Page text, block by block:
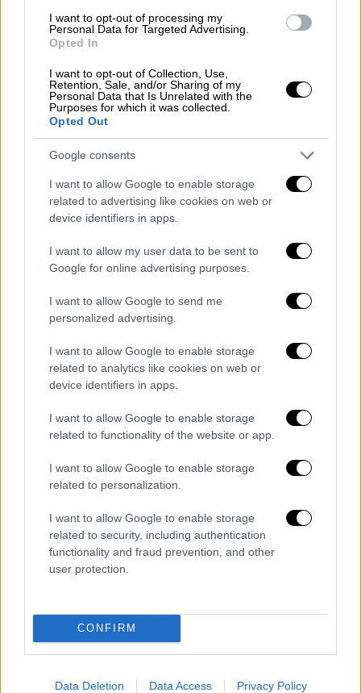
I want to opt-out of processing my
Personal Data for Targeted Advertising.
Opted In
I want to opt-out of Collection, Use,
Retention, Sale, and/or Sharing of my
Personal Data that Is Unrelated with the
Purposes for which it was collected.
Opted Out
Google consents
I want to allow Google to enable storage
related to advertising like cookies on web or
device identifiers in apps.
I want to allow my user data to be sent to
Google for online advertising purposes.
I want to allow Google to send me
personalized advertising.
I want to allow Google to enable storage
related to analytics like cookies on web or
device identifiers in apps.
I want to allow Google to enable storage
related to functionality of the website or app.
I want to allow Google to enable storage
related to personalization.
I want to allow Google to enable storage
related to security, including authentication
functionality and fraud prevention, and other
user protection.
CONFIRM
Data Deletion Data Access Privacy Policy
ο παράδεισός της θα δοκιμαστεί πολύ
σκληρά.
Το πένθος για τον φόνο και η αγωνία
για την εύρεση του δολοφόνου
Το ημερολόγιο γράφει… 1969
γιατρός με καταγωγή από τα Μάταλα της
Κρήτης, Υπατία Αρχοντάκη, επιστρέφει μετά
από καιρό στον τόπο της παιδικής της
ηλικίας για να ανακοινώσει στην οικογένειά
γάμου της με τον εκλεκτό της καρδιάς της
Γιώργο.
Τα νέα αυτά γεμίζουν χαρά την οικογένεια
τη Ρηνιώ. Το ίδιο βράδυ, στην παραλία, στον
παράδεισο της παιδικής της ηλικίας, κάτω
από ένα γεμάτο φεγγάρι, η Υπατία γνωρίζει
την περίεργη, αλλά και τόσο ζεστή και
φιλόξενη κοινότητα των χίπις που
ετοιμάζεται για πάρτι. Καθώς το διονυσιακό
πάρτι στην παραλία φτάνει στην κορύφωσή
συνταράξει τη γαλήνη της περιοχής.
Το πένθος για τον φόνο και η αγωνία για την
εύρεση του δολοφόνου έχει συνταράξει το
όλους την ίδια την Υπατία. Οι κάτοικοι του
χωριού δείχνουν σοκαρισμένοι από το
γεγονός, καθώς ένας τέτοιος φόνος είναι
πρωτόγνωρος για το μέρος. Η μικρή